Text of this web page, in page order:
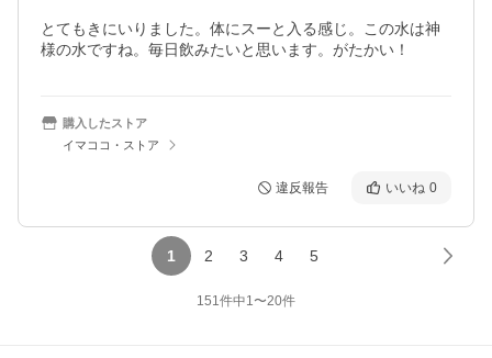
とてもきにいりました。体にスーと入る感じ。この水は神
様の水ですね。毎日飲みたいと思います。がたかい！
購入したストア
イマココ・ストア
違反報告 いいね 0
1 2 3 4 5
151件中1〜20件